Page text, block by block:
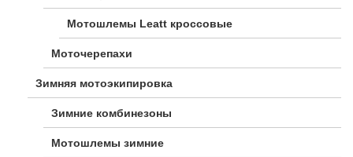
Мотошлемы Leatt кроссовые
Моточерепахи
Зимняя мотоэкипировка
Зимние комбинезоны
Мотошлемы зимние